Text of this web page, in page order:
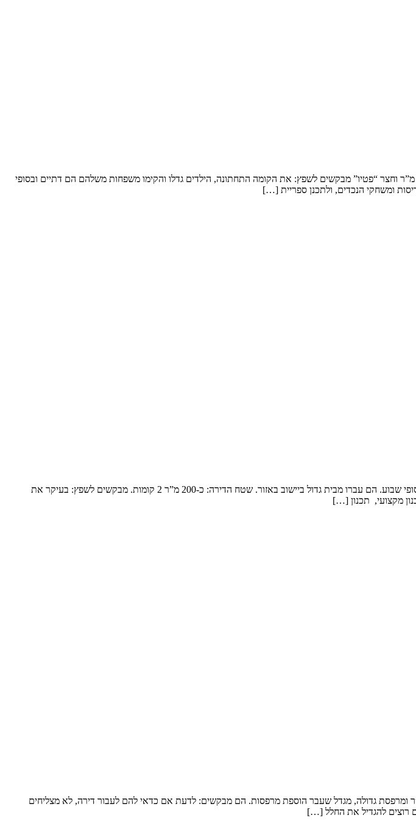
שיפוץ דופלקס בירושלים המשפחה: זוג שמארח את 4 הילדים ובני משפחותיהם כל סופ”ש. שטח הדירה: כ- 250 מ”ר וחצר “פטיו” מבקשים לשפץ: את הקומה התחתונה, הילדים גדלו והקימו משפחות משלהם הם דתיים ובסופי
ומשחקי הנכדים, ולתכנן ספריית […]
פנטהואז יוקרתי בנופים המשפחה: זוג שומרי מסורת עם ילד אחד בבית והשאר נשואים עם משפחות ומגיעים בסופי שבוע. הם עברו מבית גדול ביישוב באזור. שטח הדירה: כ-200 מ”ר 2 קומות. מבקשים לשפץ: בעיקר את
דירה במגדל המשפחה: זוג שמטפל בנכדים ומארח משפחה ענפה. שטח הדירה: דירה שלמה של כ-120 מ”ר ומרפסת גדולה, מגדל שעבר הוספת מרפסות. הם מבקשים: לדעת אם כדאי להם לעבור דירה, לא מצליחים
רוצים להגדיל את החלל […]